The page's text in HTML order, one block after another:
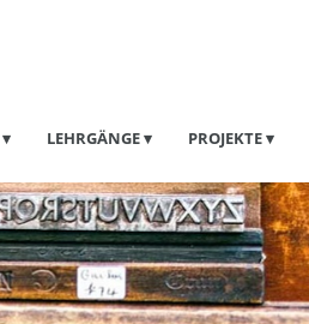
LEHRGÄNGE PROJEKTE